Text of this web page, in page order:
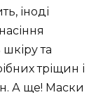
іноді
та
тріщин і
А ще! Маски